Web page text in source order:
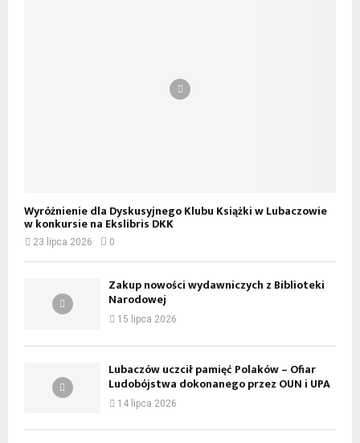
Wyróżnienie dla Dyskusyjnego Klubu Książki w Lubaczowie
w konkursie na Ekslibris DKK
23 lipca 2026 0
Zakup nowości wydawniczych z Biblioteki
Narodowej
15 lipca 2026
Lubaczów uczcił pamięć Polaków – Ofiar
Ludobójstwa dokonanego przez OUN i UPA
14 lipca 2026